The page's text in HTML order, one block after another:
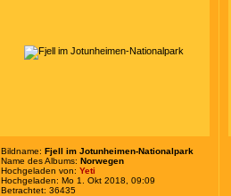
Bildname: Fjell im Jotunheimen-Nationalpark
Name des Albums: Norwegen
Hochgeladen von: Yeti
Hochgeladen: Mo 1. Okt 2018, 09:09
Betrachtet: 36435